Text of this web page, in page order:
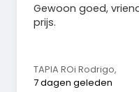
Gewoon goed,
prijs.
TAPIA ROi Rodrigo,
7 dagen geleden